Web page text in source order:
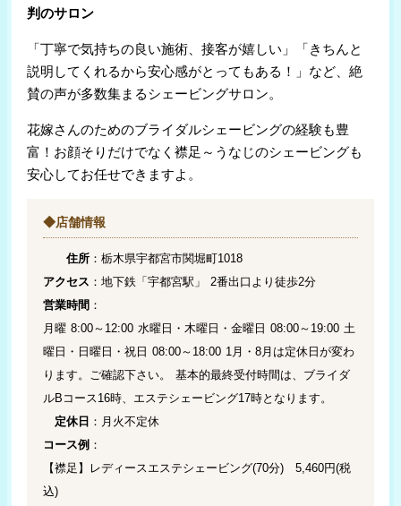
判のサロン
「丁寧で気持ちの良い施術、接客が嬉しい」「きちんと
説明してくれるから安心感がとってもある！」など、絶
賛の声が多数集まるシェービングサロン。
花嫁さんのためのブライダルシェービングの経験も豊
富！お顔そりだけでなく襟足～うなじのシェービングも
安心してお任せできますよ。
◆店舗情報
住所 ：栃木県宇都宮市関堀町1018
アクセス ：地下鉄「宇都宮駅」 2番出口より徒歩2分
営業時間 ：
月曜 8:00～12:00 水曜日・木曜日・金曜日 08:00～19:00 土
曜日・日曜日・祝日 08:00～18:00 1月・8月は定休日が変わ
ります。ご確認下さい。 基本的最終受付時間は、ブライダ
ルBコース16時、エステシェービング17時となります。
定休日 ：月火不定休
コース例 ：
【襟足】レディースエステシェービング(70分) 5,460円(税
込)